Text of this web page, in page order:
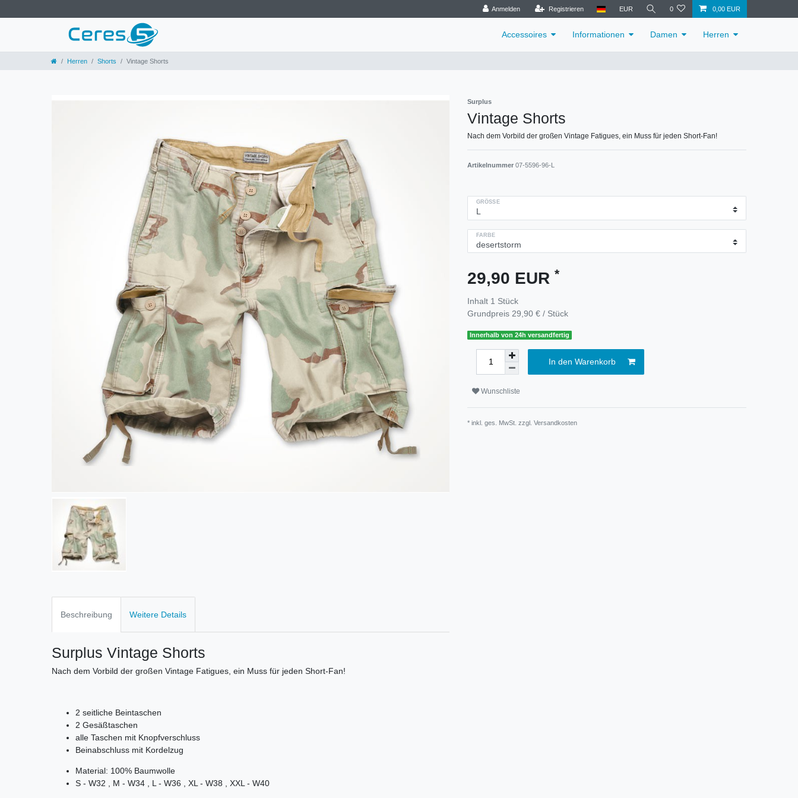
Anmelden Registrieren EUR 0 0,00 EUR
Accessoires Informationen Damen Herren
Herren Shorts Vintage Shorts
Surplus
Vintage Shorts
Nach dem Vorbild der großen Vintage Fatigues, ein Muss für jeden Short-Fan!
Artikelnummer 07-5596-96-L
GRÖSSE
FARBE
29,90 EUR *
Inhalt 1 Stück
Grundpreis 29,90 € / Stück
Innerhalb von 24h versandfertig
In den Warenkorb
Wunschliste
* inkl. ges. MwSt. zzgl. Versandkosten
Beschreibung Weitere Details
Surplus Vintage Shorts
Nach dem Vorbild der großen Vintage Fatigues, ein Muss für jeden Short-Fan!
2 seitliche Beintaschen
2 Gesäßtaschen
alle Taschen mit Knopfverschluss
Beinabschluss mit Kordelzug
Material: 100% Baumwolle
S - W32 , M - W34 , L - W36 , XL - W38 , XXL - W40